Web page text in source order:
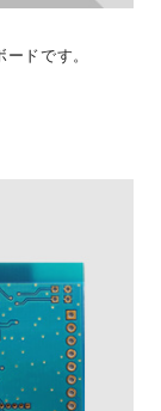
ドです。